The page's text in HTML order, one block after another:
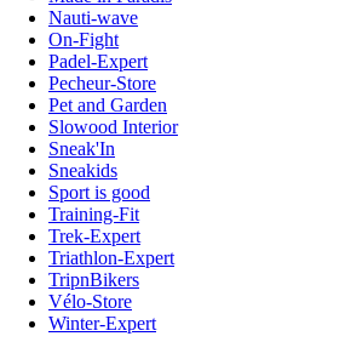
Nauti-wave
On-Fight
Padel-Expert
Pecheur-Store
Pet and Garden
Slowood Interior
Sneak'In
Sneakids
Sport is good
Training-Fit
Trek-Expert
Triathlon-Expert
TripnBikers
Vélo-Store
Winter-Expert